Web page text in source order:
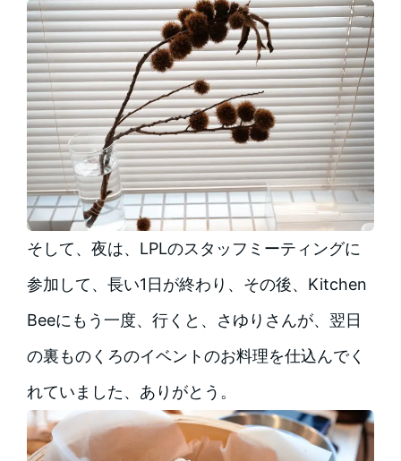
そして、夜は、LPLのスタッフミーティングに
参加して、長い1日が終わり、その後、Kitchen
Beeにもう一度、行くと、さゆりさんが、翌日
の裏ものくろのイベントのお料理を仕込んでく
れていました、ありがとう。